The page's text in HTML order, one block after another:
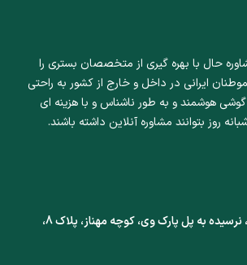
حال با بهره گیری از متخصصان بستری را
ایرانی در داخل و خارج از کشور به راحتی
گوشی هوشمند و به طور ناشناس و با هزینه ای
روز بتوانند مشاوره آنلاین داشته باشند.
تهران، خ ولیعصر، نرسیده به پل پارک وی، کوچه مهناز، پلاک 8،